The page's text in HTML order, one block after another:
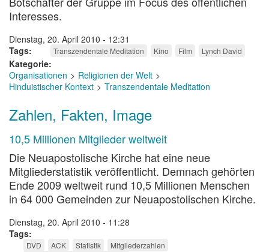
Interesses.
Dienstag, 20. April 2010 - 12:31
Tags
Transzendentale Meditation Kino Film Lynch David
Kategorie
Organisationen
Religionen der Welt
Hinduistischer Kontext
Transzendentale Meditation
Zahlen, Fakten, Image
10,5 Millionen Mitglieder weltweit
Die Neuapostolische Kirche hat eine neue
Mitgliederstatistik veröffentlicht. Demnach gehörten
Ende 2009 weltweit rund 10,5 Millionen Menschen
in 64 000 Gemeinden zur Neuapostolischen Kirche.
Dienstag, 20. April 2010 - 11:28
Tags
DVD ACK Statistik
Mitgliederzahlen